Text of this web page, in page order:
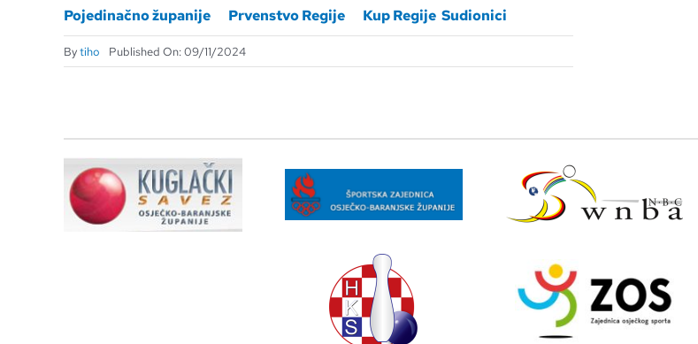
Pojedinačno županije
Prvenstvo Regije Kup Regije Sudionici
Bytiho Published On: 09/11/2024